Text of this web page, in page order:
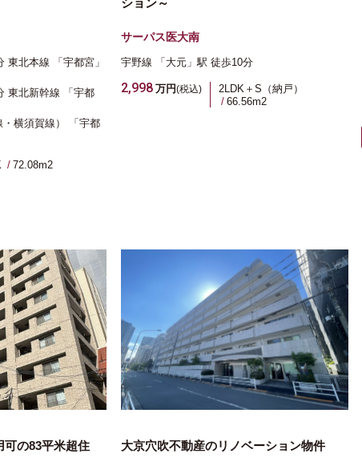
東北本線
「宇都宮」
東北新幹線
「宇都
横須賀線）
「宇都
72.08m2
ション～
サーパス医大南
宇野線 「大元」駅 徒歩10分
2,998 万円(税込)
2LDK＋S（納戸）
66.56m2
可の83平米超住
大京穴吹不動産のリノベーション物件